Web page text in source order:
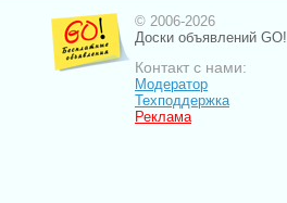
© 2006-2026
Доски объявлений GO!
Контакт с нами:
Модератор
Техподдержка
Реклама